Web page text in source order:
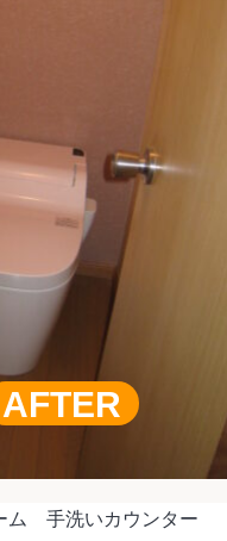
AFTER
ム 手洗いカウンター